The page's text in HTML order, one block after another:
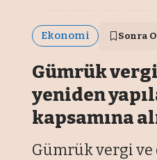
Ekonomi Sonra
Gümrük
yeniden
kapsamına
Gümrük vergi ve